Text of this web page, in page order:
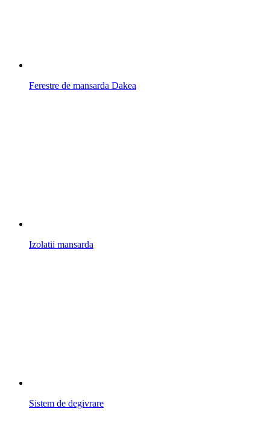
Ferestre de mansarda Dakea
Izolatii mansarda
Sistem de degivrare